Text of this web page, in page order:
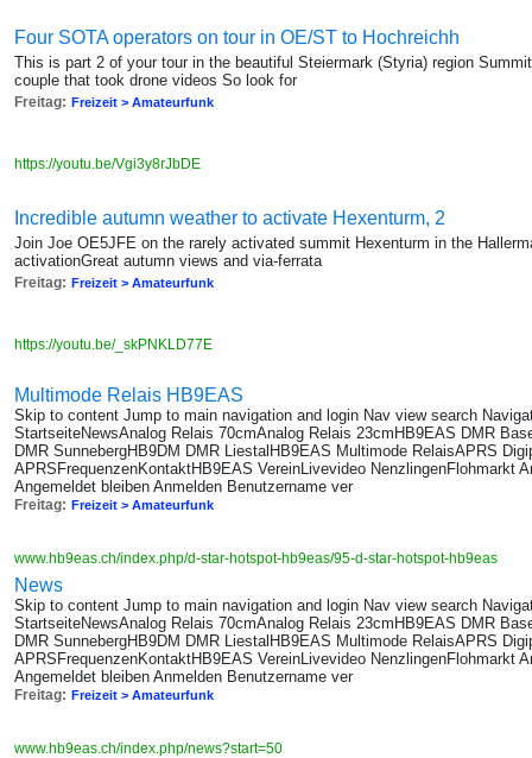
Four SOTA operators on tour in OE/ST to Hochreichh
This is part 2 of your tour in the beautiful Steiermark (Styria) region
couple that took drone videos So look for
Freitag: Freizeit > Amateurfunk
https://youtu.be/Vgi3y8rJbDE
Incredible autumn weather to activate Hexenturm, 2
Join Joe OE5JFE on the rarely activated summit Hexenturm in the
activationGreat autumn views and via-ferrata
Freitag: Freizeit > Amateurfunk
https://youtu.be/_skPNKLD77E
Multimode Relais HB9EAS
Skip to content Jump to main navigation and login Nav view search
StartseiteNewsAnalog Relais 70cmAnalog Relais 23cmHB9EAS DMR
DMR SunnebergHB9DM DMR LiestalHB9EAS Multimode RelaisAPRS
APRSFrequenzenKontaktHB9EAS VereinLivevideo NenzlingenFlohmarkt
Angemeldet bleiben Anmelden Benutzername ver
Freitag: Freizeit > Amateurfunk
www.hb9eas.ch/index.php/d-star-hotspot-hb9eas/95-d-star-hotspot-hb9eas
News
Skip to content Jump to main navigation and login Nav view search
StartseiteNewsAnalog Relais 70cmAnalog Relais 23cmHB9EAS DMR
DMR SunnebergHB9DM DMR LiestalHB9EAS Multimode RelaisAPRS
APRSFrequenzenKontaktHB9EAS VereinLivevideo NenzlingenFlohmarkt
Angemeldet bleiben Anmelden Benutzername ver
Freitag: Freizeit > Amateurfunk
www.hb9eas.ch/index.php/news?start=50